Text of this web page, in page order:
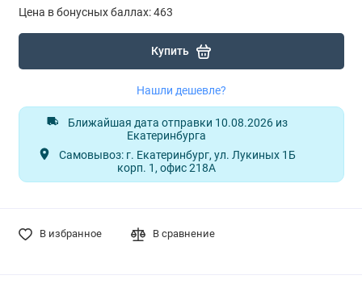
Цена в бонусных баллах: 463
Купить
Нашли дешевле?
Ближайшая дата отправки 10.08.2026 из
Екатеринбурга
Самовывоз: г. Екатеринбург, ул. Лукиных 1Б
корп. 1, офис 218А
В избранное В сравнение